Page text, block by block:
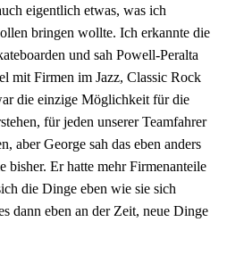
eigentlich etwas, was ich
bringen wollte. Ich erkannte die
und sah Powell-Peralta
mit Firmen im Jazz, Classic Rock
die einzige Möglichkeit für die
für jeden unserer Teamfahrer
aber George sah das eben anders
bisher. Er hatte mehr Firmenanteile
die Dinge eben wie sie sich
dann eben an der Zeit, neue Dinge